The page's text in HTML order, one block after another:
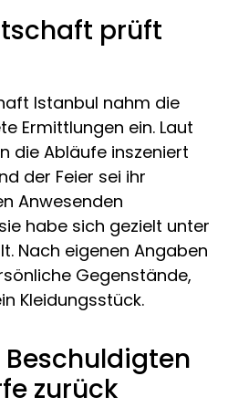
prüft
Istanbul nahm die
Ermittlungen ein. Laut
die Abläufe inszeniert
der Feier sei ihr
Anwesenden
habe sich gezielt unter
Nach eigenen Angaben
Gegenstände,
Kleidungsstück.
zurück